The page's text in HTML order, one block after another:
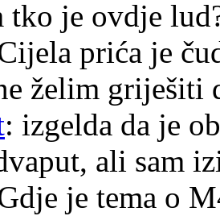
tko je ovdje
prića je
želim griješiti
: izgelda da je
ali sam
je tema o